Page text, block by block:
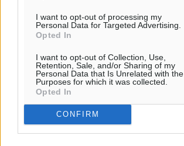
I want to opt-out of processing my
Personal Data for Targeted Advertising.
Opted In
I want to opt-out of Collection, Use,
Retention, Sale, and/or Sharing of my
Personal Data that Is Unrelated with the
Purposes for which it was collected.
Opted In
CONFIRM